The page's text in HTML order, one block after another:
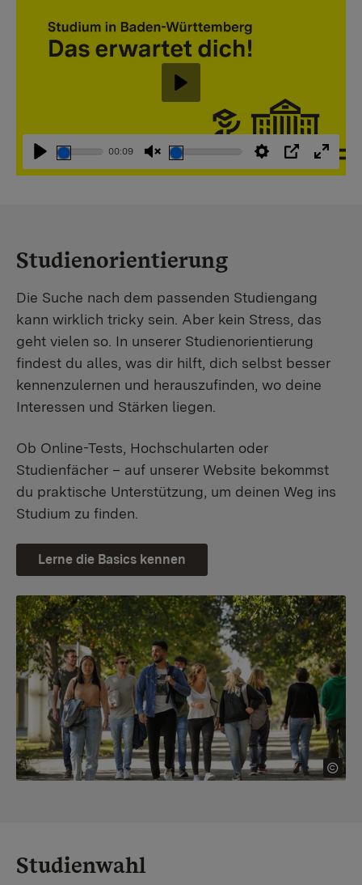
Abspielen
00:09
StummschaltungEinstellungen
PIP
Abspielen
Studienorientierung
Die Suche nach dem passenden Studiengang
kann wirklich tricky sein. Aber kein Stress, das
geht vielen so. In unserer Studienorientierung
findest du alles, was dir hilft, dich selbst besser
kennenzulernen und herauszufinden, wo deine
Interessen und Stärken liegen.
Ob Online-Tests, Hochschularten oder
Studienfächer – auf unserer Website bekommst
du praktische Unterstützung, um deinen Weg ins
Studium zu finden.
Lerne die Basics kennen
Studienwahl